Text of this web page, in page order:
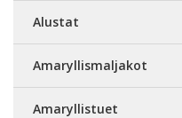
Alustat
Amaryllismaljakot
Amaryllistuet